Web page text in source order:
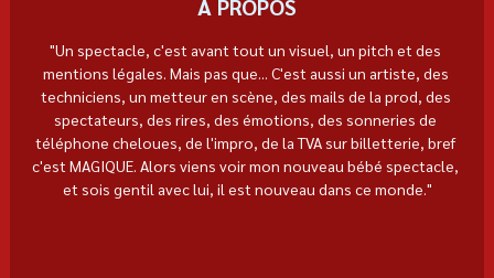
À PROPOS
"Un spectacle, c'est avant tout un visuel, un pitch et des
mentions légales. Mais pas que... C'est aussi un artiste, des
techniciens, un metteur en scène, des mails de la prod, des
spectateurs, des rires, des émotions, des sonneries de
téléphone cheloues, de l'impro, de la TVA sur billetterie, bref
c'est MAGIQUE. Alors viens voir mon nouveau bébé spectacle,
et sois gentil avec lui, il est nouveau dans ce monde."